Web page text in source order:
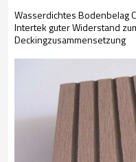
Wasserdichtes Bodenbelag
Intertek guter Widerstand
Deckingzusammensetzung